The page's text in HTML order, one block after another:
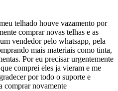
telhado houve vazamento por
comprar novas telhas e as
vendedor pelo whatsapp, pela
mais materiais como tinta,
Por eu precisar urgentemente
comprei eles ja vieram e me
por todo o suporte e
comprar novamente